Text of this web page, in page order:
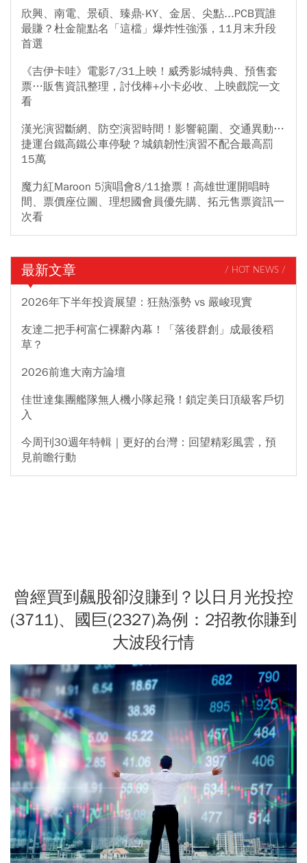
欣興、南電、景碩、臻鼎-KY、金居、尖點...PCB買誰
最賺？杜金龍點名「這檔」爆炸性強漲，11月末升段
首選
《吉伊卡哇》電影7/31上映！威秀影城特典、預售套
票…販售資訊整理，討伐棒+小卡必收、上映戲院一文
看
漢光演習斷網、防空演習時間！影響範圍、交通異動…
捷運台鐵高鐵公車停駛？城鎮韌性演習不配合最高罰
15萬
魔力紅Maroon 5演唱會8/11搶票！高雄世運開唱時
間、票價座位圖、理想國會員優先購、拓元售票資訊一
次看
最新文章 / HOT NEWS /
2026年下半年投資展望：狂熱漲勢 vs 嚴峻現實
友達二把手柯富仁裸辭內幕！「落後群創」成最後稻
草？
2026前進大南方論壇
佳世達集團艦隊無人機小隊起飛！鎖定美日頂級客戶切
入
今周刊30週年特輯｜更好的台灣：回望精彩風雲，預
見前瞻行動
曾經買到飆股卻沒賺到？以日月光投控
(3711)、國巨(2327)為例：2招教你賺到
大波段行情